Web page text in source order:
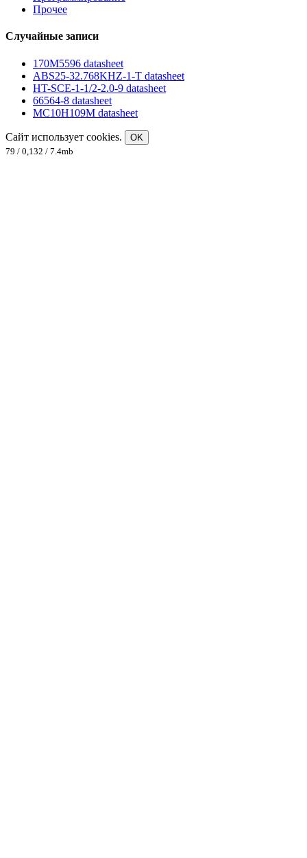
Прочее
Случайные записи
170M5596 datasheet
ABS25-32.768KHZ-1-T datasheet
HT-SCE-1-1/2-2.0-9 datasheet
66564-8 datasheet
MC10H109M datasheet
Сайт использует cookies.
OK
79 / 0,132 / 7.4mb